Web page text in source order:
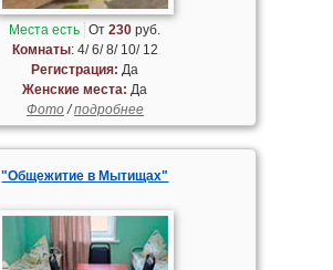
Места есть От230 руб.
Комнаты: 4/ 6/ 8/ 10/ 12
Регистрация: Да
Женские места: Да
Фото/подробнее
"Общежитие в Мытищах"